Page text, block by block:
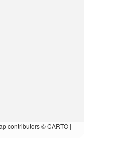
contributors © CARTO |